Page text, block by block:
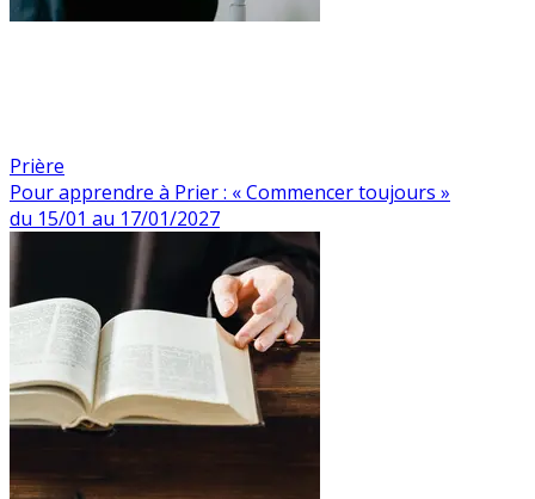
Prière
Pour apprendre à Prier : « Commencer toujours »
du 15/01 au 17/01/2027